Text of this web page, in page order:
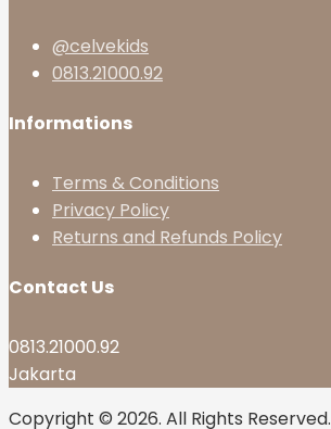
@celvekids
0813.21000.92
Informations
Terms & Conditions
Privacy Policy
Returns and Refunds Policy
Contact Us
0813.21000.92
Jakarta
Copyright © 2026. All Rights Reserved.